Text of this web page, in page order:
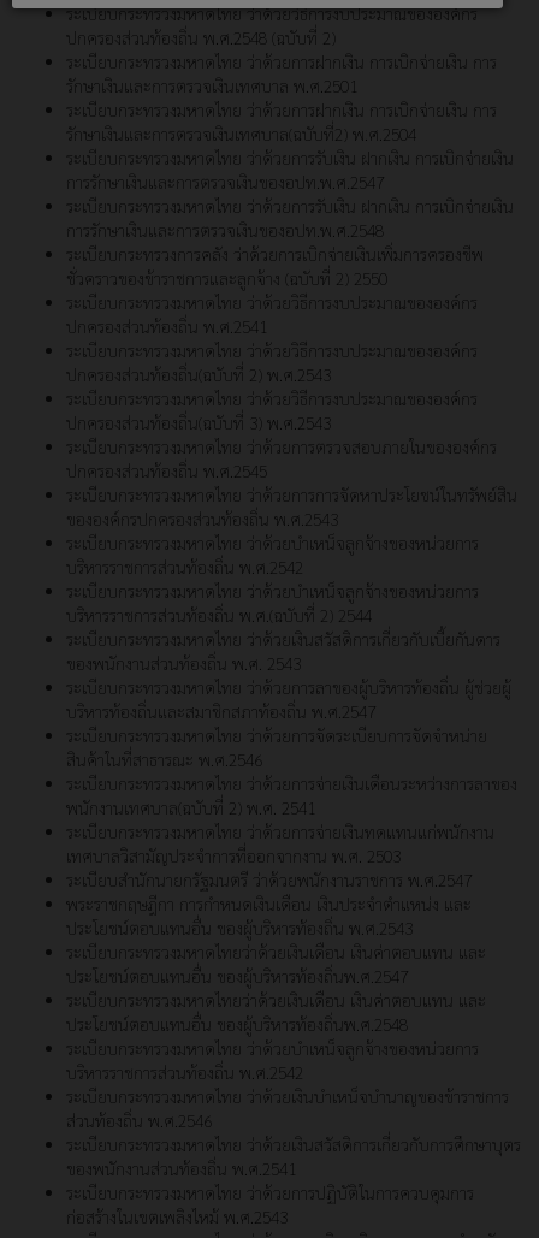
ระเบียบกระทรวงมหาดไทย ว่าด้วยวิธีการงบประมาณขององค์กร
ปกครองส่วนท้องถิ่น พ.ศ.2548 (ฉบับที่ 2)
ระเบียบกระทรวงมหาดไทย ว่าด้วยการฝากเงิน การเบิกจ่ายเงิน การ
รักษาเงินและการตรวจเงินเทศบาล พ.ศ.2501
ระเบียบกระทรวงมหาดไทย ว่าด้วยการฝากเงิน การเบิกจ่ายเงิน การ
รักษาเงินและการตรวจเงินเทศบาล(ฉบับที่2) พ.ศ.2504
ระเบียบกระทรวงมหาดไทย ว่าด้วยการรับเงิน ฝากเงิน การเบิกจ่ายเงิน
การรักษาเงินและการตรวจเงินของอปท.พ.ศ.2547
ระเบียบกระทรวงมหาดไทย ว่าด้วยการรับเงิน ฝากเงิน การเบิกจ่ายเงิน
การรักษาเงินและการตรวจเงินของอปท.พ.ศ.2548
ระเบียบกระทรวงการคลัง ว่าด้วยการเบิกจ่ายเงินเพิ่มการครองชีพ
ชั่วคราวของข้าราชการและลูกจ้าง (ฉบับที่ 2) 2550
ระเบียบกระทรวงมหาดไทย ว่าด้วยวิธีการงบประมาณขององค์กร
ปกครองส่วนท้องถิ่น พ.ศ.2541
ระเบียบกระทรวงมหาดไทย ว่าด้วยวิธีการงบประมาณขององค์กร
ปกครองส่วนท้องถิ่น(ฉบับที่ 2) พ.ศ.2543
ระเบียบกระทรวงมหาดไทย ว่าด้วยวิธีการงบประมาณขององค์กร
ปกครองส่วนท้องถิ่น(ฉบับที่ 3) พ.ศ.2543
ระเบียบกระทรวงมหาดไทย ว่าด้วยการตรวจสอบภายในขององค์กร
ปกครองส่วนท้องถิ่น พ.ศ.2545
ระเบียบกระทรวงมหาดไทย ว่าด้วยการการจัดหาประโยชน์ในทรัพย์สิน
ขององค์กรปกครองส่วนท้องถิ่น พ.ศ.2543
ระเบียบกระทรวงมหาดไทย ว่าด้วยบำเหน็จลูกจ้างของหน่วยการ
บริหารราชการส่วนท้องถิ่น พ.ศ.2542
ระเบียบกระทรวงมหาดไทย ว่าด้วยบำเหน็จลูกจ้างของหน่วยการ
บริหารราชการส่วนท้องถิ่น พ.ศ.(ฉบับที่ 2) 2544
ระเบียบกระทรวงมหาดไทย ว่าด้วยเงินสวัสดิการเกี่ยวกับเบี้ยกันดาร
ของพนักงานส่วนท้องถิ่น พ.ศ. 2543
ระเบียบกระทรวงมหาดไทย ว่าด้วยการลาของผู้บริหารท้องถิ่น ผู้ช่วยผู้
บริหารท้องถิ่นและสมาชิกสภาท้องถิ่น พ.ศ.2547
ระเบียบกระทรวงมหาดไทย ว่าด้วยการจัดระเบียบการจัดจำหน่าย
สินค้าในที่สาธารณะ พ.ศ.2546
ระเบียบกระทรวงมหาดไทย ว่าด้วยการจ่ายเงินเดือนระหว่างการลาของ
พนักงานเทศบาล(ฉบับที่ 2) พ.ศ. 2541
ระเบียบกระทรวงมหาดไทย ว่าด้วยการจ่ายเงินทดแทนแก่พนักงาน
เทศบาลวิสามัญประจำการที่ออกจากงาน พ.ศ. 2503
ระเบียบสำนักนายกรัฐมนตรี ว่าด้วยพนักงานราชการ พ.ศ.2547
พระราชกฤษฎีกา การกำหนดเงินเดือน เงินประจำตำแหน่ง และ
ประโยชน์ตอบแทนอื่น ของผู้บริหารท้องถิ่น พ.ศ.2543
ระเบียบกระทรวงมหาดไทยว่าด้วยเงินเดือน เงินค่าตอบแทน และ
ประโยชน์ตอบแทนอื่น ของผู้บริหารท้องถิ่นพ.ศ.2547
ระเบียบกระทรวงมหาดไทยว่าด้วยเงินเดือน เงินค่าตอบแทน และ
ประโยชน์ตอบแทนอื่น ของผู้บริหารท้องถิ่นพ.ศ.2548
ระเบียบกระทรวงมหาดไทย ว่าด้วยบำเหน็จลูกจ้างของหน่วยการ
บริหารราชการส่วนท้องถิ่น พ.ศ.2542
ระเบียบกระทรวงมหาดไทย ว่าด้วยเงินบำเหน็จบำนาญของข้าราชการ
ส่วนท้องถิ่น พ.ศ.2546
ระเบียบกระทรวงมหาดไทย ว่าด้วยเงินสวัสดิการเกี่ยวกับการศึกษาบุตร
ของพนักงานส่วนท้องถิ่น พ.ศ.2541
ระเบียบกระทรวงมหาดไทย ว่าด้วยการปฏิบัติในการควบคุมการ
ก่อสร้างในเขตเพลิงไหม้ พ.ศ.2543